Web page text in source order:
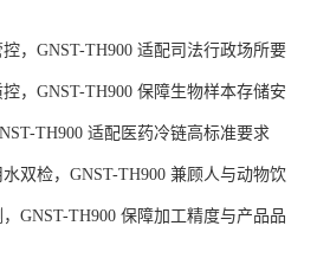
，GNST-TH900 适配司法行政场所要
，GNST-TH900 保障生物样本存储安
TH900 适配医药冷链高标准要求
双检，GNST-TH900 兼顾人与动物饮
GNST-TH900 保障加工精度与产品品